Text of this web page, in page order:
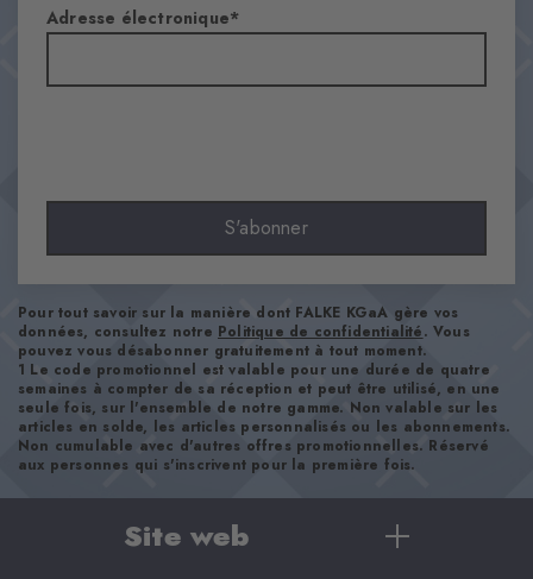
Transparence
Matière
Longueur de tige
Mollet
Type d'ourlet
A côtes
Renforts
aucun
Semelle
Normal
casual
Adresse électronique
S'abonner
Pour tout savoir sur la manière dont FALKE KGaA gère vos
données, consultez notre Politique de confidentialité. Vous
pouvez vous désabonner gratuitement à tout moment.
1 Le code promotionnel est valable pour une durée de quatre
semaines à compter de sa réception et peut être utilisé, en une
seule fois, sur l'ensemble de notre gamme. Non valable sur les
articles en solde, les articles personnalisés ou les abonnements.
Non cumulable avec d'autres offres promotionnelles. Réservé
aux personnes qui s'inscrivent pour la première fois.
Site web